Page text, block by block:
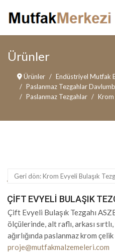
Ürünler
Ürünler
Endüstriyel Mutfak
Paslanmaz Tezgahlar
Paslanmaz Tezgahlar
Krom
Geri dön: Krom Evyeli Bulaşık
ÇIFT EVYELI BULAŞIK
Çift Evyeli Bulaşık Tezgahı
ölçülerinde, alt raflı, arkası
ağırlığında paslanmaz krom
proje@mutfakmalzemeleri.com